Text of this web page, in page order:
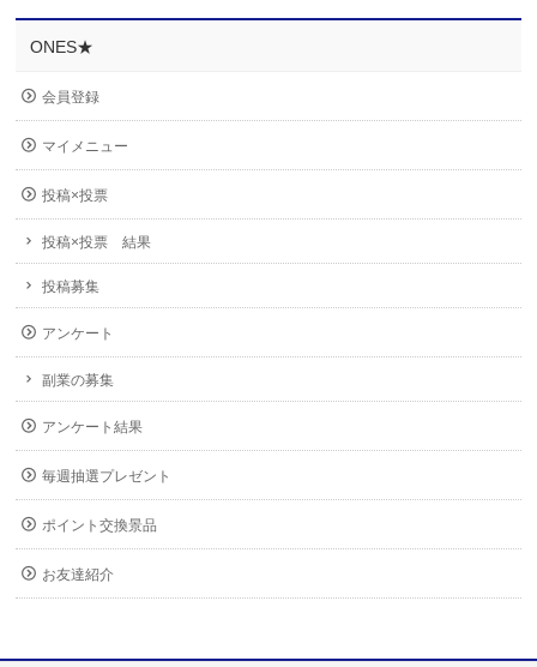
ONES★
会員登録
マイメニュー
投稿×投票
投稿×投票 結果
投稿募集
アンケート
副業の募集
アンケート結果
毎週抽選プレゼント
ポイント交換景品
お友達紹介